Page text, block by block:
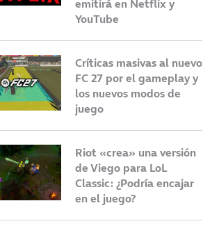
emitirá en Netflix y
YouTube
Críticas masivas al nuevo
FC 27 por el gameplay y
los nuevos modos de
juego
Riot «crea» una versión
de Viego para LoL
Classic: ¿Podría encajar
en el juego?